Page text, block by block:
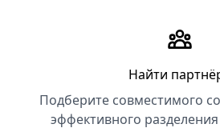
Найти
Подберите совместимого
эффективного